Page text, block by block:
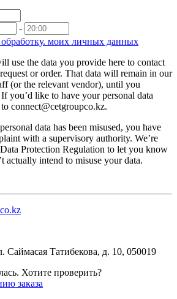
-
обработку. моих личных данных
use the data you provide here to contact
or order. That data will remain in our
(or the relevant vendor), until you
you’d like to have your personal data
connect@cetgroupco.kz.
data has been misused, you have
with a supervisory authority. We’re
Protection Regulation to let you know
actually intend to misuse your data.
Саймасая Татибекова, д. 10, 050019
Хотите проверить?
заказа